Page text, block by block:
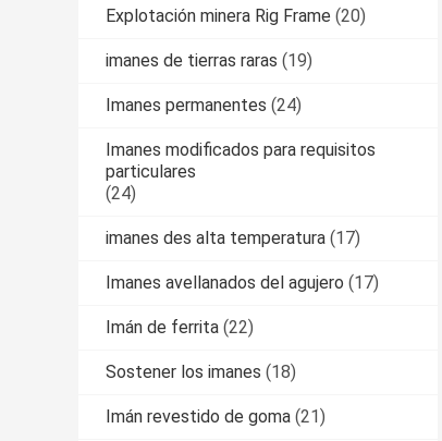
Explotación minera Rig Frame (20)
imanes de tierras raras (19)
Imanes permanentes (24)
Imanes modificados para requisitos
particulares
(24)
imanes des alta temperatura (17)
Imanes avellanados del agujero (17)
Imán de ferrita (22)
Sostener los imanes (18)
Imán revestido de goma (21)